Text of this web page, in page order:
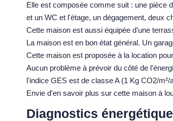
Elle est composée comme suit : une pièce
et un WC et l'étage, un dégagement, deux
Cette maison est aussi équipée d'une
La maison est en bon état général. Un
Cette maison est proposée à la location
Aucun problème à prévoir du côté de
l'indice GES est de classe A (1 Kg CO2/m²/
Envie d'en savoir plus sur cette maison à
Diagnostics